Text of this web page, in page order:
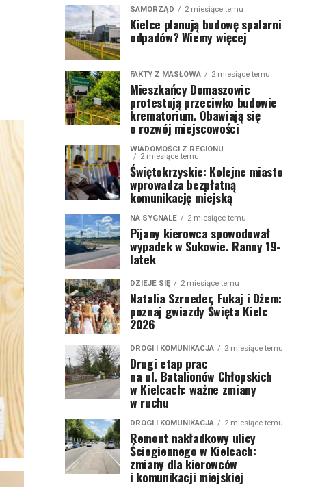
SAMORZĄD 2 miesiące temu
Kielce planują budowę spalarni
odpadów? Wiemy więcej
FAKTY Z MASŁOWA 2 miesiące temu
Mieszkańcy Domaszowic
protestują przeciwko budowie
krematorium. Obawiają się
o rozwój miejscowości
WIADOMOŚCI Z REGIONU
2 miesiące temu
Świętokrzyskie: Kolejne miasto
wprowadza bezpłatną
komunikację miejską
NA SYGNALE 2 miesiące temu
Pijany kierowca spowodował
wypadek w Sukowie. Ranny 19-
latek
DZIEJE SIĘ 2 miesiące temu
Natalia Szroeder, Fukaj i Dżem:
poznaj gwiazdy Święta Kielc
2026
DROGI I KOMUNIKACJA 2 miesiące temu
Drugi etap prac
na ul. Batalionów Chłopskich
w Kielcach: ważne zmiany
w ruchu
DROGI I KOMUNIKACJA 2 miesiące temu
Remont nakładkowy ulicy
Ściegiennego w Kielcach:
zmiany dla kierowców
i komunikacji miejskiej